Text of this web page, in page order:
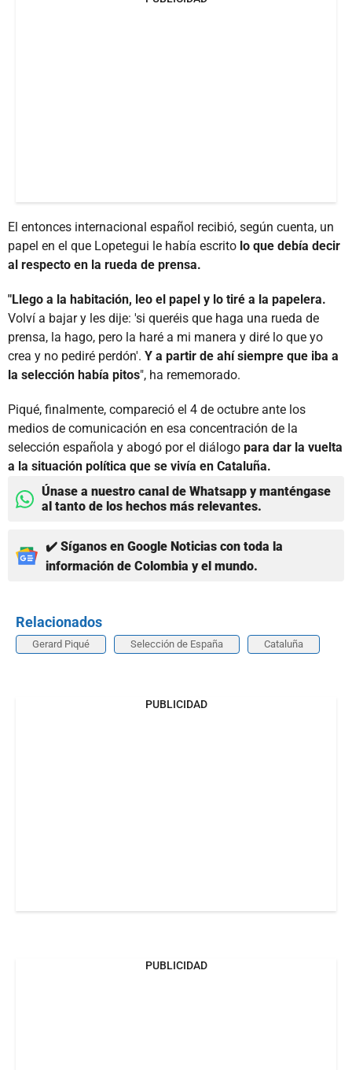
El entonces internacional español recibió, según cuenta, un
papel en el que Lopetegui le había escrito lo que debía decir
al respecto en la rueda de prensa.
"Llego a la habitación, leo el papel y lo tiré a la papelera.
Volví a bajar y les dije: 'si queréis que haga una rueda de
prensa, la hago, pero la haré a mi manera y diré lo que yo
crea y no pediré perdón'. Y a partir de ahí siempre que iba a
la selección había pitos", ha rememorado.
Piqué, finalmente, compareció el 4 de octubre ante los
medios de comunicación en esa concentración de la
selección española y abogó por el diálogo para dar la vuelta
a la situación política que se vivía en Cataluña.
Únase a nuestro canal de Whatsapp y manténgase
al tanto de los hechos más relevantes.
✔️ Síganos en Google Noticias con toda la
información de Colombia y el mundo.
Relacionados
Gerard Piqué Selección de España Cataluña
PUBLICIDAD
PUBLICIDAD